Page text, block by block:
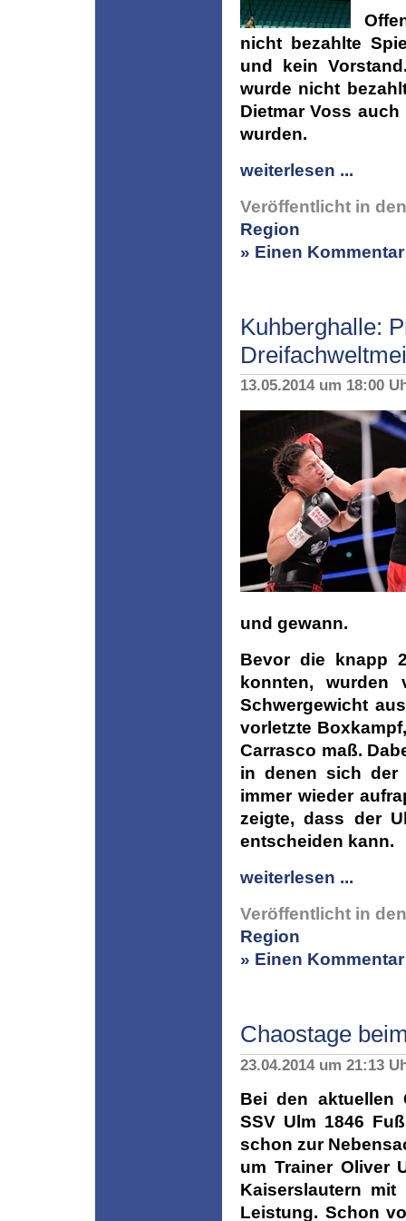
nicht bezahlte
und kein
wurde nicht
Dietmar Voss
wurden.
weiterlesen ...
Veröffentlicht in
Region
» Einen
Kuhberghalle:
13.05.2014 um 18:00
und gewann.
Bevor die knapp
konnten, wurden
Schwergewicht
vorletzte
Carrasco maß.
in denen sich der
immer wieder
zeigte, dass der
entscheiden kann.
weiterlesen ...
Veröffentlicht in
Region
» Einen
Chaostage
23.04.2014 um 21:13
Bei den aktuellen
SSV Ulm 1846
schon zur
um Trainer Oliver
Kaiserslautern
Leistung. Schon